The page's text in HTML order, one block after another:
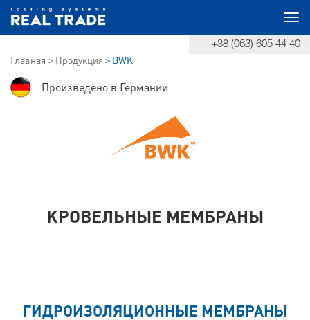
+38 (063) 605 44 40
Главная Продукция BWK
Произведено в Германии
КРОВЕЛЬНЫЕ МЕМБРАНЫ
ГИДРОИЗОЛЯЦИОННЫЕ МЕМБРАНЫ